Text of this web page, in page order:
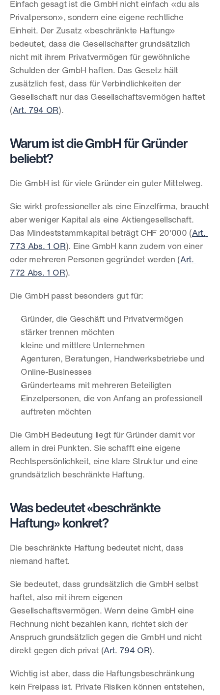
Einfach gesagt ist die GmbH nicht einfach «du als
Privatperson», sondern eine eigene rechtliche
Einheit. Der Zusatz «beschränkte Haftung»
bedeutet, dass die Gesellschafter grundsätzlich
nicht mit ihrem Privatvermögen für gewöhnliche
Schulden der GmbH haften. Das Gesetz hält
zusätzlich fest, dass für Verbindlichkeiten der
Gesellschaft nur das Gesellschaftsvermögen haftet
(Art. 794 OR).
Warum ist die GmbH für Gründer
beliebt?
Die GmbH ist für viele Gründer ein guter Mittelweg.
Sie wirkt professioneller als eine Einzelfirma, braucht
aber weniger Kapital als eine Aktiengesellschaft.
Das Mindeststammkapital beträgt CHF 20'000 (Art.
773 Abs. 1 OR). Eine GmbH kann zudem von einer
oder mehreren Personen gegründet werden (Art.
772 Abs. 1 OR).
Die GmbH passt besonders gut für:
Gründer, die Geschäft und Privatvermögen
stärker trennen möchten
kleine und mittlere Unternehmen
Agenturen, Beratungen, Handwerksbetriebe und
Online-Businesses
Gründerteams mit mehreren Beteiligten
Einzelpersonen, die von Anfang an professionell
auftreten möchten
Die GmbH Bedeutung liegt für Gründer damit vor
allem in drei Punkten. Sie schafft eine eigene
Rechtspersönlichkeit, eine klare Struktur und eine
grundsätzlich beschränkte Haftung.
Was bedeutet «beschränkte
Haftung» konkret?
Die beschränkte Haftung bedeutet nicht, dass
niemand haftet.
Sie bedeutet, dass grundsätzlich die GmbH selbst
haftet, also mit ihrem eigenen
Gesellschaftsvermögen. Wenn deine GmbH eine
Rechnung nicht bezahlen kann, richtet sich der
Anspruch grundsätzlich gegen die GmbH und nicht
direkt gegen dich privat (Art. 794 OR).
Wichtig ist aber, dass die Haftungsbeschränkung
kein Freipass ist. Private Risiken können entstehen,